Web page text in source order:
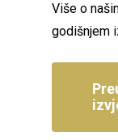
Više o
godišnjem